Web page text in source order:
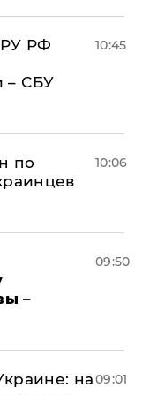
РФ
– СБУ
10:45
по
10:06
–
09:50
на09:01